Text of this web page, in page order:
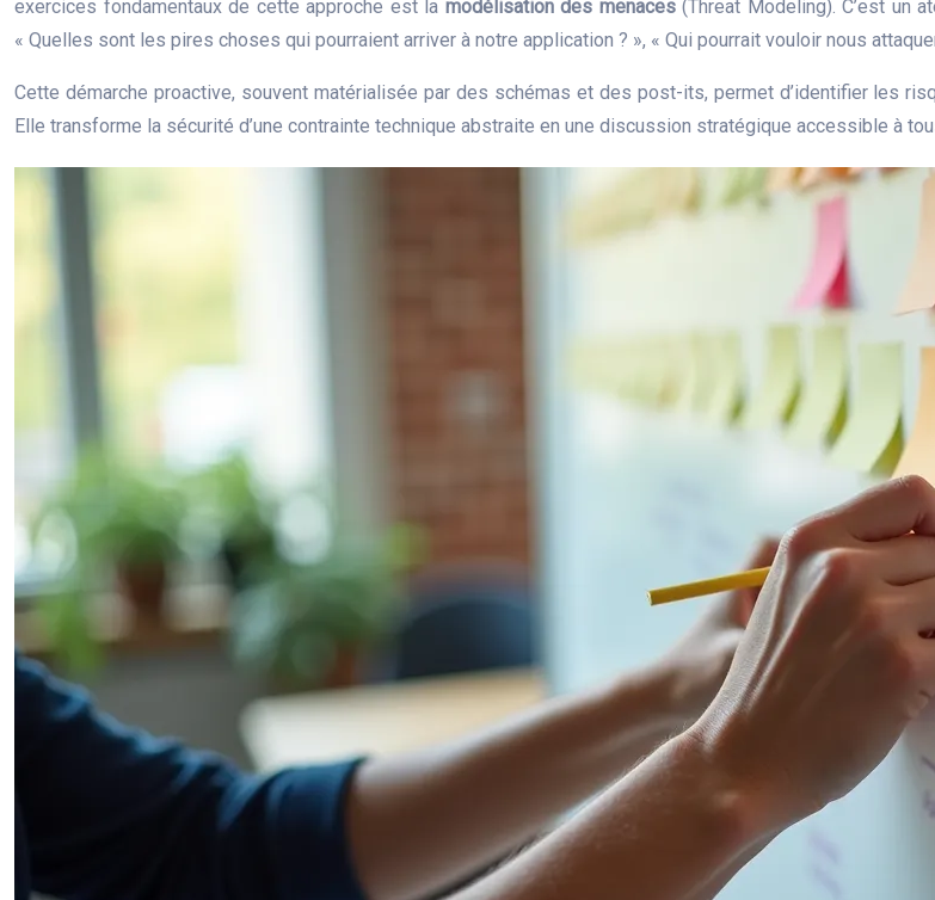
exercices fondamentaux de cette approche est la modélisation des menaces(Threat Modeling). C’est un
« Quelles sont les pires choses qui pourraient arriver à notre application ? », « Qui pourrait vouloir nous
Cette démarche proactive, souvent matérialisée par des schémas et des post-its, permet d’identifier les
Elle transforme la sécurité d’une contrainte technique abstraite en une discussion stratégique accessible à